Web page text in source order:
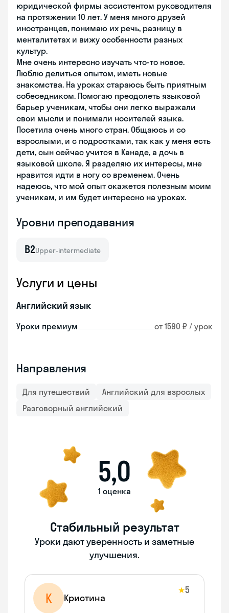
юридической фирмы ассистентом руководителя
на протяжении 10 лет. У меня много друзей
иностранцев, понимаю их речь, разницу в
менталитетах и вижу особенности разных
культур.
Мне очень интересно изучать что-то новое.
Люблю делиться опытом, иметь новые
знакомства. На уроках стараюсь быть приятным
собеседником. Помогаю преодолеть языковой
барьер ученикам, чтобы они легко выражали
свои мысли и понимали носителей языка.
Посетила очень много стран. Общаюсь и со
взрослыми, и с подростками, так как у меня есть
дети, сын сейчас учится в Канаде, а дочь в
языковой школе. Я разделяю их интересы, мне
нравится идти в ногу со временем. Очень
надеюсь, что мой опыт окажется полезным моим
ученикам, и им будет интересно на уроках.
Уровни преподавания
B2Upper-intermediate
Услуги и цены
Английский язык
Уроки премиум от 1590 ₽ / урок
Направления
Для путешествий
Английский для взрослых
Разговорный английский
5,0
1 оценка
Стабильный результат
Уроки дают уверенность и заметные
улучшения.
К Кристина
★5